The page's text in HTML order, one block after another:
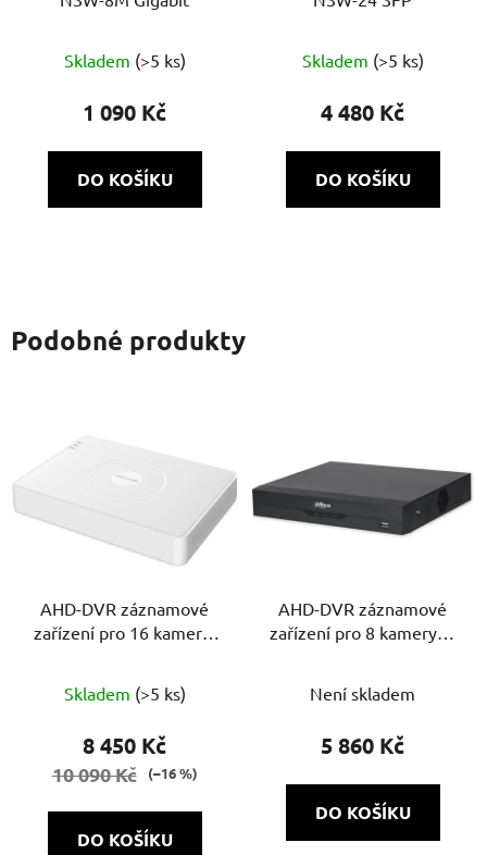
Skladem (>5 ks)
1 090 Kč
DO KOŠÍKU
Skladem (>5 ks)
4 480 Kč
DO KOŠÍKU
Podobné produkty
AHD-DVR záznamové
zařízení pro 16 kamer 2
Skladem (>5 ks)
8 450 Kč
10 090 Kč (–16 %)
DO KOŠÍKU
AHD-DVR záznamové
zařízení pro 8 kamery 5-
Není skladem
5 860 Kč
DO KOŠÍKU